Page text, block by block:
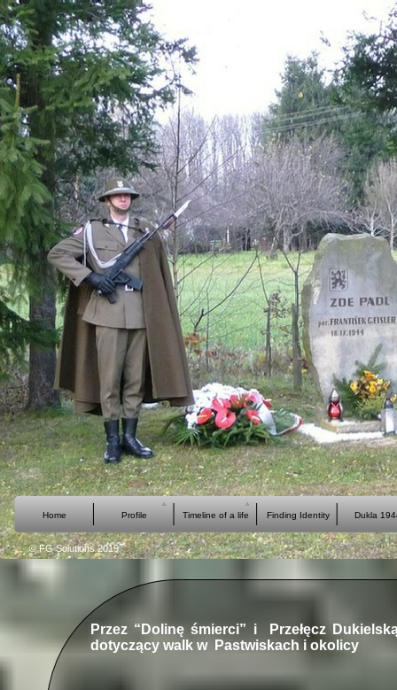
Home Profile Timeline of a life Finding Identity Dukla
© FG Solutions 2019
Przez “Dolinę śmierci” i Przełęcz
dotyczący walk w Pastwiskach i okolicy